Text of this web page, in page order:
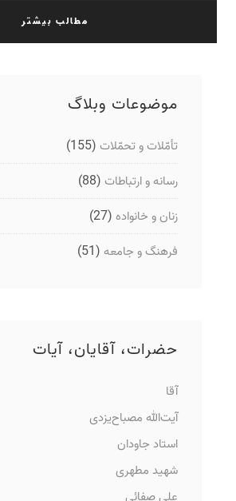
مطالب بیشتر
موضوعات وبلاگ
تأمّلات و تحمّلات (155)
رسانه و ارتباطات (88)
زنان و خانواده (27)
فرهنگ و جامعه (51)
حضرات، آقایان، آیات
آقا
آیت‌الله مصباح‌یزدی
استاد جاودان
شهید مطهری
علی صفائی